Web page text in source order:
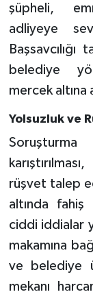
şüpheli,
adliyeye
belediye
mercek altına
Yolsuzluk ve
rüşvet talep
altında
ciddi iddialar
makamına
ve belediye
mekanı